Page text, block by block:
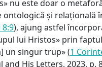
nu este doar o
ontologică și relațională
8:9), ajung astfel
lui Hristos» prin
un singur trup» (1
His Letters, 2023, p.